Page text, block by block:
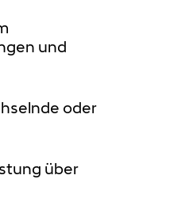
und
oder
über